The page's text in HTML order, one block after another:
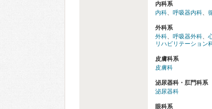
内科系
内科、 呼吸器内科、
外科系
外科、 呼吸器外科、
リハビリテーション
皮膚科系
皮膚科
泌尿器科・肛門科系
泌尿器科
眼科系